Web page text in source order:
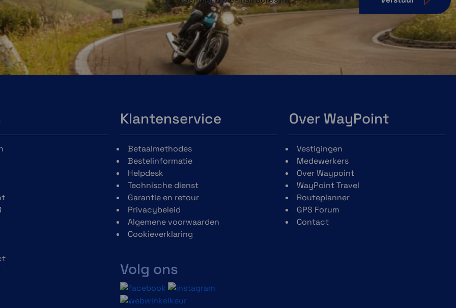
het
je
-
te
of
automatisch
gesynchroniseerd met
je toestel. Je kunt
moeilijkheidsgraden
toevoegen en foto's
uploaden om te delen
Rondetijd bekijken
Klantenservice
Betaalmethodes
Bestelinformatie
Helpdesk
Technische dienst
Garantie en retour
Privacybeleid
Algemene voorwaarden
Cookieverklaring
Volg ons
Over WayPoint
Vestigingen
Medewerkers
Over Waypoint
WayPoint Travel
Routeplanner
GPS Forum
Contact